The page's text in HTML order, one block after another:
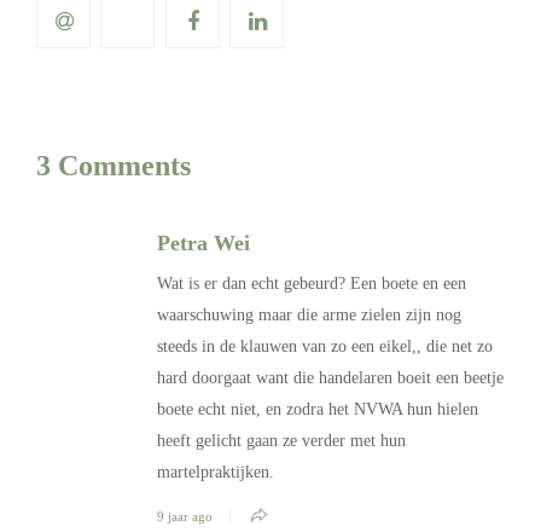
3 Comments
Petra Wei
Wat is er dan echt gebeurd? Een boete en een
waarschuwing maar die arme zielen zijn nog
steeds in de klauwen van zo een eikel,, die net zo
hard doorgaat want die handelaren boeit een beetje
boete echt niet, en zodra het NVWA hun hielen
heeft gelicht gaan ze verder met hun
martelpraktijken.
9 jaar ago